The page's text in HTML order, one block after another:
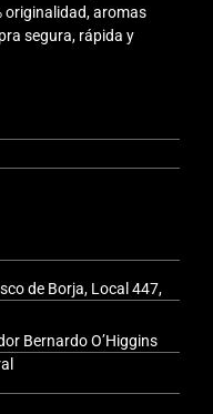
originalidad, aromas
segura, rápida y
de Borja, Local 447,
Bernardo O’Higgins